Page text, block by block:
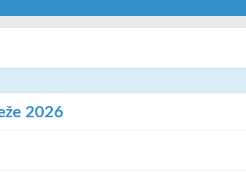
2026